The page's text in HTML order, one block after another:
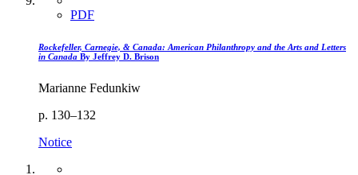
PDF
Rockefeller, Carnegie, & Canada: American Philanthropy and the Arts and Letters
in Canada By Jeffrey D. Brison
Marianne Fedunkiw
p. 130–132
Notice